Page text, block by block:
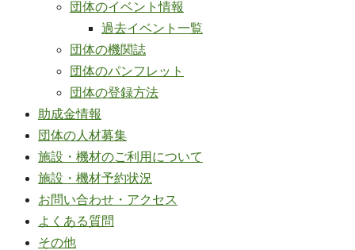
団体のイベント情報
過去イベント一覧
団体の機関誌
団体のパンフレット
団体の登録方法
助成金情報
団体の人材募集
施設・機材のご利用について
施設・機材予約状況
お問い合わせ・アクセス
よくある質問
その他